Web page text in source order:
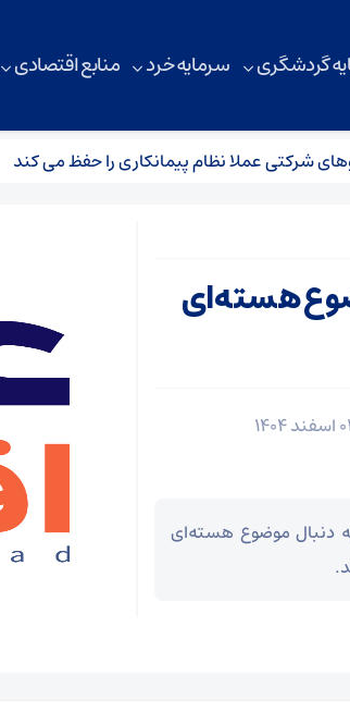
گردشگری سرمایه خرد منابع اقتصادی
عملا نظام پیمانکاری را حفظ می کند
هسته‌ای
دنبال موضوع هسته‌ای